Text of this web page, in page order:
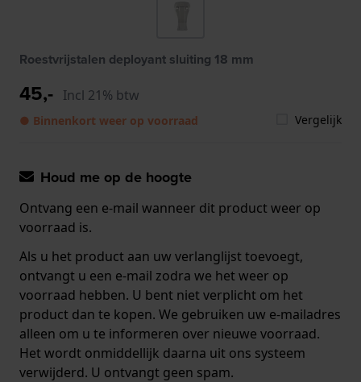
Roestvrijstalen deployant sluiting 18 mm
45,- Incl 21% btw
● Binnenkort weer op voorraad Vergelijk
Houd me op de hoogte
Ontvang een e-mail wanneer dit product weer op
voorraad is.
Als u het product aan uw verlanglijst toevoegt,
ontvangt u een e-mail zodra we het weer op
voorraad hebben. U bent niet verplicht om het
product dan te kopen. We gebruiken uw e-mailadres
alleen om u te informeren over nieuwe voorraad.
Het wordt onmiddellijk daarna uit ons systeem
verwijderd. U ontvangt geen spam.